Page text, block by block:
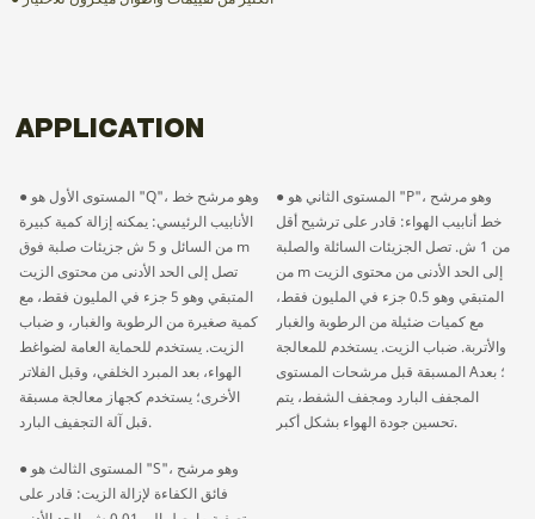
APPLICATION
● المستوى الأول هو "Q"، وهو مرشح خط
الأنابيب الرئيسي: يمكنه إزالة كمية كبيرة
من السائل و 5 ش جزيئات صلبة فوق m
تصل إلى الحد الأدنى من محتوى الزيت
المتبقي وهو 5 جزء في المليون فقط، مع
كمية صغيرة من الرطوبة والغبار، و ضباب
الزيت. يستخدم للحماية العامة لضواغط
الهواء، بعد المبرد الخلفي، وقبل الفلاتر
الأخرى؛ يستخدم كجهاز معالجة مسبقة
قبل آلة التجفيف البارد.
● المستوى الثاني هو "P"، وهو مرشح
خط أنابيب الهواء: قادر على ترشيح أقل
من 1 ش. تصل الجزيئات السائلة والصلبة
من m إلى الحد الأدنى من محتوى الزيت
المتبقي وهو 0.5 جزء في المليون فقط،
مع كميات ضئيلة من الرطوبة والغبار
والأتربة. ضباب الزيت. يستخدم للمعالجة
المسبقة قبل مرشحات المستوى A؛ بعد
المجفف البارد ومجفف الشفط، يتم
تحسين جودة الهواء بشكل أكبر.
● المستوى الثالث هو "S"، وهو مرشح
فائق الكفاءة لإزالة الزيت: قادر على